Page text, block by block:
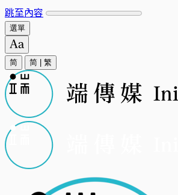
跳至內容
選單
简 简 繁